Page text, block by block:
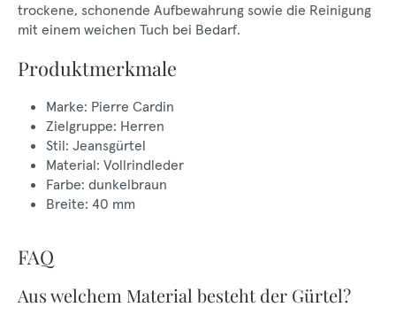
trockene, schonende Aufbewahrung sowie die Reinigung
mit einem weichen Tuch bei Bedarf.
Produktmerkmale
Marke: Pierre Cardin
Zielgruppe: Herren
Stil: Jeansgürtel
Material: Vollrindleder
Farbe: dunkelbraun
Breite: 40 mm
FAQ
Aus welchem Material besteht der Gürtel?